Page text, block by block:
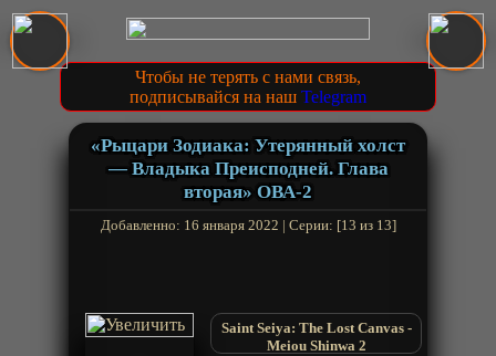
Чтобы не терять с нами связь,
подписывайся на наш Telegram
«Рыцари Зодиака: Утерянный холст
— Владыка Преисподней. Глава
вторая» ОВА-2
Добавленно: 16 января 2022 | Серии: [13 из 13]
Saint Seiya: The Lost Canvas -
Meiou Shinwa 2